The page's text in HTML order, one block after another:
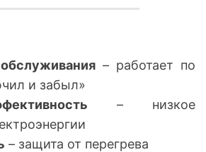
– работает по
и забыл»
– низкое
– защита от перегрева